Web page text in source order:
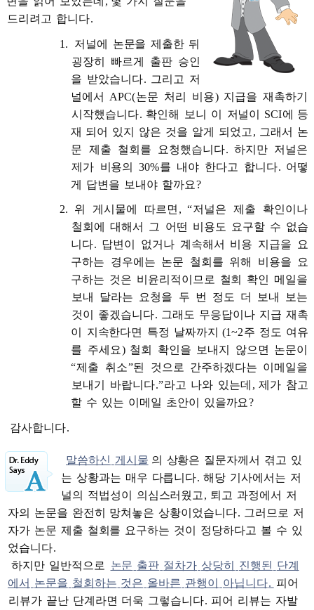
드리려고 합니다.
저널에 논문을 제출한 뒤
굉장히
빠르게 출판 승인
을 받았습니다. 그리고 저
널에서
APC(논문 처리 비용) 지급을 재촉하기
시작했습니다. 확인해 보니 이 저널이 SCI에
등
재 되어 있지 않은 것을 알게 되었고 , 그래서 논
문
제출 철회를 요청했습니다. 하지만 저널은
제가 비용의 30%를 내야 한다고 합니다. 어떻
게
답변을 보내야 할까요?
위 게시물에 따르면 , “저널은 제출
확인이나
철회에
대해서 그 어떤 비용도 요구할 수 없습
니다. 답변이 없거나 계속해서 비용 지급을
요
구하는
경우에는 논문 철회를 위해 비용을
요
구하는 것은 비윤리적이므로 철회 확인 메일을
보내
달라는 요청을 두 번 정도 더 보내
보는
것이
좋겠습니다. 그래도 무응답이나 지급 재촉
이
지속한다면 특정 날짜까지 (1~2주 정도 여유
를 주세요) 철회 확인을 보내지 않으면
논문이
“제출 취소”된 것으로 간주하겠다는 이메일을
보내기
바랍니다.”라고 나와 있는데 , 제가 참고
할 수 있는 이메일 초안이 있을까요 ?
감사합니다.
말씀하신 게시물 의 상황은 질문자께서 겪고 있
는 상황과는 매우 다릅니다. 해당 기사에서는 저
널의
적법성이 의심스러웠고 , 퇴고 과정에서 저
자의
논문을 완전히 망쳐놓은 상황이었습니다. 그러므로 저
자가 논문 제출 철회를 요구하는 것이 정당하다고 볼 수 있
었습니다.
하지만 일반적으로 논문 출판 절차가 상당히 진행된
단계
에서 논문을 철회하는 것은 올바른 관행이 아닙니다. 피어
리뷰가 끝난 단계라면 더욱 그렇습니다. 피어 리뷰는 자발